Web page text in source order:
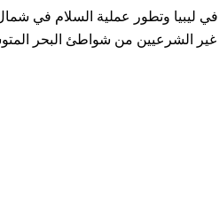
ليبيا وتطور عملية السلام في